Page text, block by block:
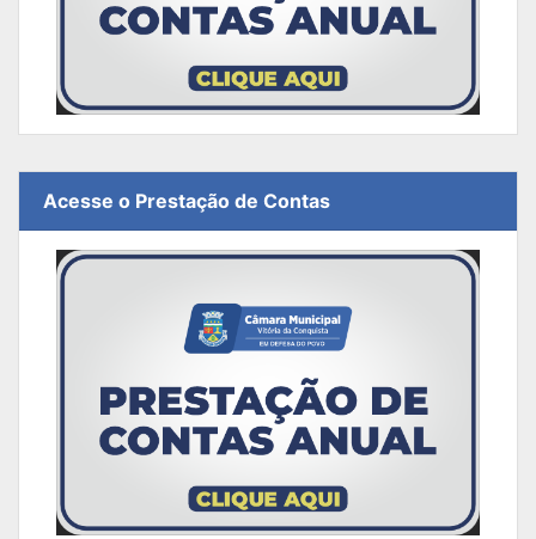
Acesse o Prestação de Contas